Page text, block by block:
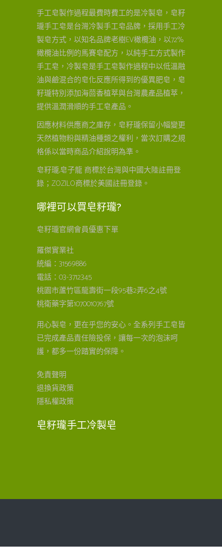
手工皂製作過程最費時費工的是冷製皂，皂籽
瓏手工皂是台灣冷製手工皂品牌，採用手工冷
製皂方式，以知名品牌老樹EV橄欖油，以72%
橄欖油比例的馬賽皂配方，以純手工方式製作
手工皂，冷製皂是手工皂製作過程中以低溫融
油與鹼混合的皂化反應所得到的優異肥皂，皂
籽瓏特別添加海茴香植萃與台灣農產品植萃，
提供溫潤滑順的手工皂產品。
因應材料供應商之庫存，皂籽瓏保留小幅變更
天然植物粉與精油種類之權利，當次訂購之規
格係以當時商品介紹說明為準。
皂籽瓏,皂子龍 商標於台灣與中國大陸註冊登
錄；ZOZILO商標於美國註冊登錄。
哪裡可以買皂籽瓏?
皂籽瓏官網會員優惠下單
羅傑實業社
統編：31569886
電話：03-3712345
桃園市蘆竹區龍壽街一段95巷2弄6之4號
桃衛藥字第1070010767號
用心製皂，更在乎您的安心。全系列手工皂皆
已完成產品責任險投保，讓每一次的泡沫呵
護，都多一份踏實的保障。
免責聲明
退換貨政策
隱私權政策
皂籽瓏手工冷製皂